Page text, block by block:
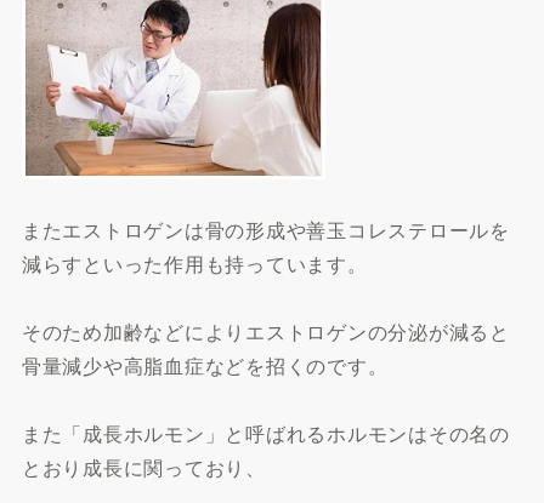
またエストロゲンは骨の形成や善玉コレステロールを
減らすといった作用も持っています。
そのため加齢などによりエストロゲンの分泌が減ると
骨量減少や高脂血症などを招くのです。
また「成長ホルモン」と呼ばれるホルモンはその名の
とおり成長に関っており、